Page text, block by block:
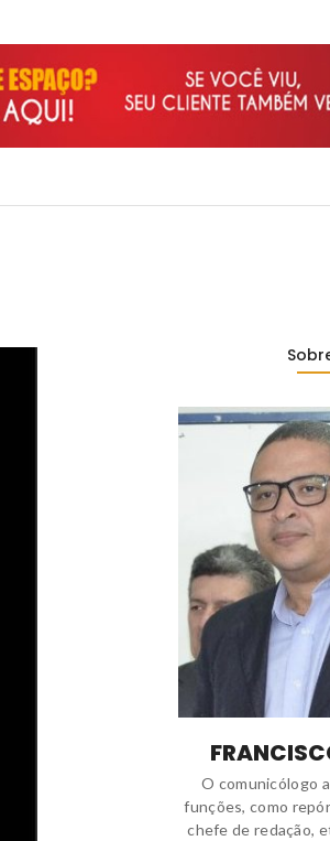
O comunicólogo
funções, como
chefe de redação,